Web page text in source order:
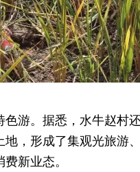
游。据悉，水牛赵村
，形成了集观光旅游
新业态。